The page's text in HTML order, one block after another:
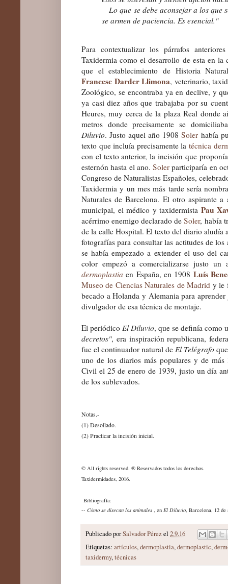
Lo que se debe aconsejar a los que
se armen de paciencia. Es esencial."
Para contextualizar los párrafos
Taxidermia como el desarrollo de esta en la
que el establecimiento de Historia
Francesc Darder Llimona, veterinario,
Zoológico, se encontraba ya en declive, y
ya casi diez años que trabajaba por su
Heures, muy cerca de la plaza Real donde
metros donde precisamente se
Diluvio. Justo aquel año 1908Soler había
texto que incluía precisamente la técnica
con el texto anterior, la incisión que
esternón hasta el ano.Soler participaría en
Congreso de Naturalistas Españoles,
Taxidermia y un mes más tarde sería
Naturales de Barcelona. El otro aspirante
municipal, el médico y taxidermista Pau
acérrimo enemigo declarado deSoler, había
de la calle Hospital. El texto del diario aludía
fotografías para consultar las actitudes de
se había empezado a extender el uso del
color empezó a comercializarse justo un
dermoplastia en España, en 1908 Luís
Museo de Ciencias Naturales de Madrid yle
becado a Holanda y Alemania para aprender
divulgador de esa técnica de montaje.
El periódico El Diluvio, que se definía como
decretos", era inspiración republicana,
fue el continuador natural de El Telégrafo
uno de los diarios más populares y de
Civil el 25 de enero de 1939, justo un día
de los sublevados.
Notas.-
(1) Desollado.
(2) Practicar la incisión inicial.
© All rights reserved. ® Reservados todos los derechos.
Taxidermidades, 2016.
Bibliografía:
-- Cómo se disecan los animales , en El Diluvio , Barcelona, 12
Publicado porSalvador Pérezel 2.9.16
Etiquetas: artículos,dermoplastia,dermoplastic,
taxidermy,técnicas